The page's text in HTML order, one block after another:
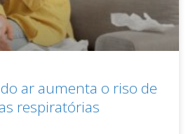
ar aumenta o riso de
respiratórias